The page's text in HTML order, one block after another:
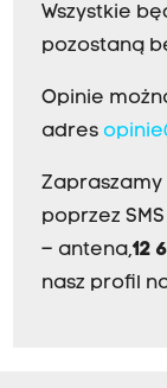
Wszystkie
pozostaną
Opinie
adres
Zapraszamy
poprzez
– antena,12
nasz profil